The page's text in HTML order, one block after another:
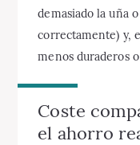
demasiado la uña
correctamente) y,
menos duraderos
Coste
el ahorro